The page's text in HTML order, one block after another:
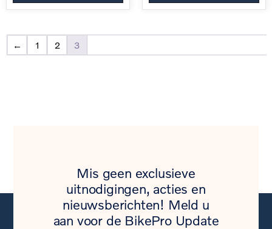
← 1 2 3
Mis geen exclusieve
uitnodigingen, acties en
nieuwsberichten! Meld u
aan voor de BikePro Update